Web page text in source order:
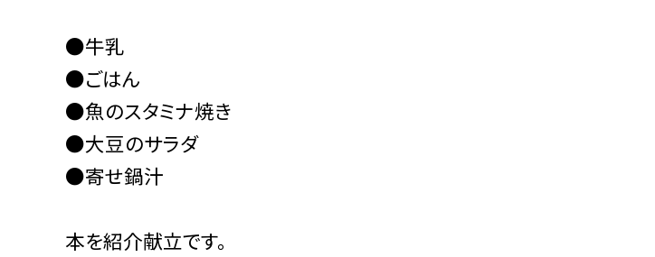
●牛乳
●ごはん
●魚のスタミナ焼き
●大豆のサラダ
●寄せ鍋汁
本を紹介献立です。